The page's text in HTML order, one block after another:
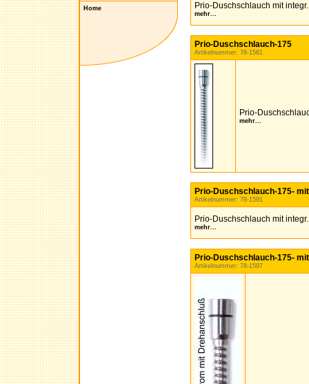
Home Prio-Duschschlauch mit
mehr...
Prio-Duschschlauch-175
Artikelnummer: 78-1581
Prio-
mehr...
Prio-Duschschlauch-175-
Artikelnummer: 78-1591
Prio-Duschschlauch mit
mehr...
Prio-Duschschlauch-175-
Artikelnummer: 78-1597